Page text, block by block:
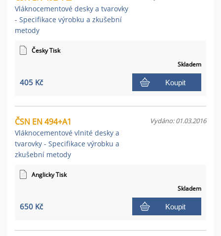
Vláknocementové desky a tvarovky
- Specifikace výrobku a zkušební
metody
Česky Tisk
Skladem
405 Kč Koupit
ČSN EN 494+A1
Vláknocementové vlnité desky a
tvarovky - Specifikace výrobku a
zkušební metody
Vydáno: 01.03.2016
Anglicky Tisk
Skladem
650 Kč Koupit